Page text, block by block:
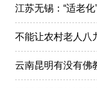
江苏无锡：“适老
不能让农村老人八
云南昆明有没有佛